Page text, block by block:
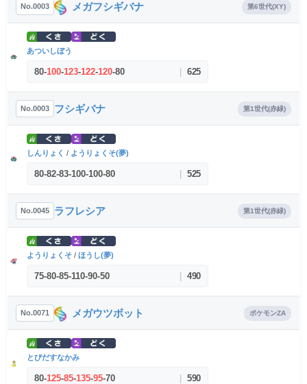
No.0003 メガフシギバナ 第6世代(XY)
あついしぼう
80-100-123-122-120-80 625
No.0003 フシギバナ 第1世代(赤緑)
しんりょく / ようりょくそ(夢)
80-82-83-100-100-80 525
No.0045 ラフレシア 第1世代(赤緑)
ようりょくそ / ほうし(夢)
75-80-85-110-90-50 490
No.0071 メガウツボット ポケモンZA
とびだすなかみ
80-125-85-135-95-70 590